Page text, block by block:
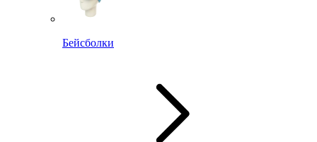
Бейсболки